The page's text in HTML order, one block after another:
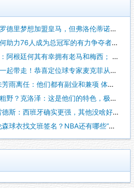
里梦想加盟皇马，但弗洛伦蒂诺尚未批准
力76人成为总冠军的有力争夺者？组织
根廷何其有幸拥有老马和梅西； 体力充
带走！恭喜定位球专家麦克菲从维拉转投
雨离任：他们都有副业和兼项 体育唯
？克洛泽：这是他们的特色，极其强调对
斯：西班牙确实更强，其他没啥好辟谣
球衣找文班签名？NBA还有哪些“贴脸